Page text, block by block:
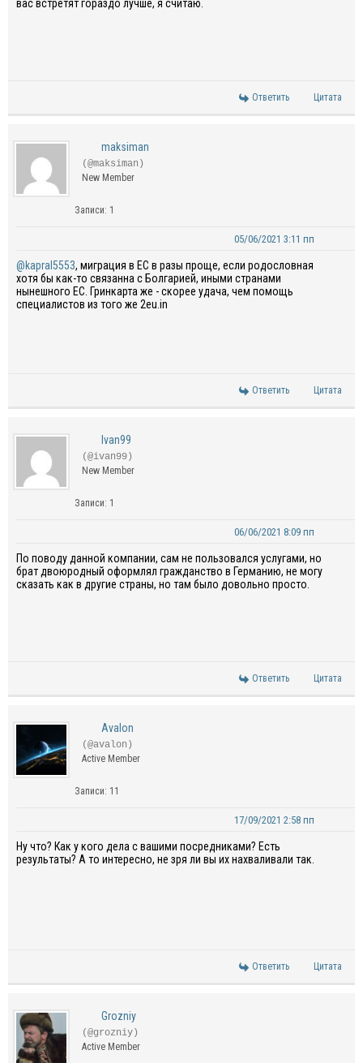
вас встретят гораздо лучше, я считаю.
Ответить Цитата
maksiman
(@maksiman)
New Member
Записи: 1
05/06/2021 3:11 пп
@kapral5553, миграция в ЕС в разы проще, если родословная
хотя бы как-то связанна с Болгарией, иными странами
нынешного ЕС. Гринкарта же - скорее удача, чем помощь
специалистов из того же 2eu.in
Ответить Цитата
Ivan99
(@ivan99)
New Member
Записи: 1
06/06/2021 8:09 пп
По поводу данной компании, сам не пользовался услугами, но
брат двоюродный оформлял гражданство в Германию, не могу
сказать как в другие страны, но там было довольно просто.
Ответить Цитата
Avalon
(@avalon)
Active Member
Записи: 11
17/09/2021 2:58 пп
Ну что? Как у кого дела с вашими посредниками? Есть
результаты? А то интересно, не зря ли вы их нахваливали так.
Ответить Цитата
Grozniy
(@grozniy)
Active Member